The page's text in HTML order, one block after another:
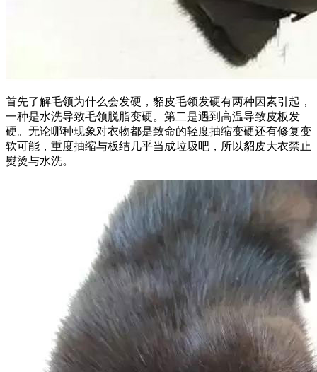
首先了解毛领为什么会发硬，貂皮毛领发硬有两种因素引起，
一种是水洗导致毛领脱脂变硬。第二是遇到高温导致皮板发
硬。无论哪种现象对衣物都是致命的轻度抽缩变硬还有修复变
软可能，重度抽缩与板结几乎当成垃圾吧，所以貂皮大衣禁止
熨烫与水洗。